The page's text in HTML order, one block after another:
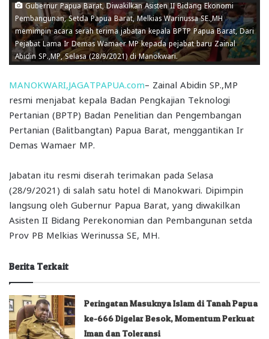
Gubernur Papua Barat, Diwakilkan Asisten II Bidang Ekonomi
Pembangunan, Setda Papua Barat, Melkias Warinussa SE.,MH
memimpin acara serah terima jabatan kepala BPTP Papua Barat, Dari
Pejabat Lama Ir Demas Wamaer MP kepada pejabat baru Zainal
Abidin SP.,MP, Selasa (28/9/2021) di Manokwari.
MANOKWARI,JAGATPAPUA.com– Zainal Abidin SP.,MP
resmi menjabat kepala Badan Pengkajian Teknologi
Pertanian (BPTP) Badan Penelitian dan Pengembangan
Pertanian (Balitbangtan) Papua Barat, menggantikan Ir
Demas Wamaer MP.
Jabatan itu resmi diserah terimakan pada Selasa
(28/9/2021) di salah satu hotel di Manokwari. Dipimpin
langsung oleh Gubernur Papua Barat, yang diwakilkan
Asisten II Bidang Perekonomian dan Pembangunan setda
Prov PB Melkias Werinussa SE, MH.
Berita Terkait
Peringatan Masuknya Islam di Tanah Papua
ke-666 Digelar Besok, Momentum Perkuat
Iman dan Toleransi